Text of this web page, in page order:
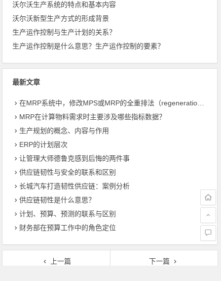
沃尔沃生产系统的特点和基本内容
沃尔沃新型生产方式的形成背景
生产运作控制与生产计划的关系？
生产运作控制是什么意思？生产运作控制的要素？
最新文章
在MRP系统中，修改MPS或MRP的全重排法（regeneration）和净改变法？
MRP在计算物料需求时主要涉及哪些指标数据？
生产规划的概念、内容与作用
ERP的计划层次
让管理大师德鲁克感到后悔的两件事
供应链韧性与安全的联系和区别
长城汽车打造韧性供应链：案例分析
供应链韧性是什么意思？
计划、预算、预测的联系与区别
财务部在预算工作中的角色定位
上一篇
下一篇